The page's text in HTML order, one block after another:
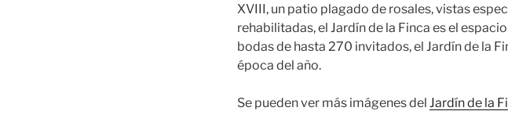
XVIII, un patio plagado de rosales, vistas
rehabilitadas, el Jardín de la Finca es el
bodas de hasta 270 invitados, el Jardín de la
época del año.
Se pueden ver más imágenes del Jardín de la